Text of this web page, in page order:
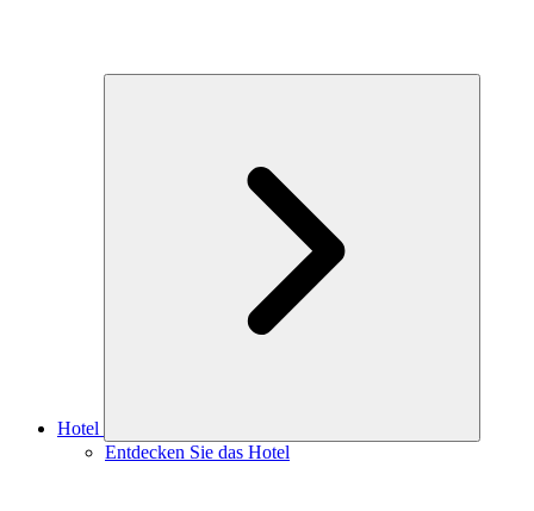
Hotel
Entdecken Sie das Hotel